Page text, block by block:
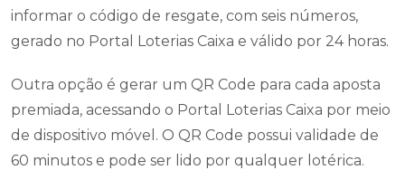
informar o código de resgate, com seis números,
gerado no Portal Loterias Caixa e válido por 24 horas.
Outra opção é gerar um QR Code para cada aposta
premiada, acessando o Portal Loterias Caixa por meio
de dispositivo móvel. O QR Code possui validade de
60 minutos e pode ser lido por qualquer lotérica.